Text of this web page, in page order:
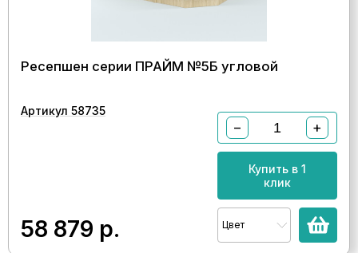
Ресепшен серии ПРАЙМ №5Б угловой
Артикул 58735
58 879 р.
− +
Купить в 1
клик
Цвет